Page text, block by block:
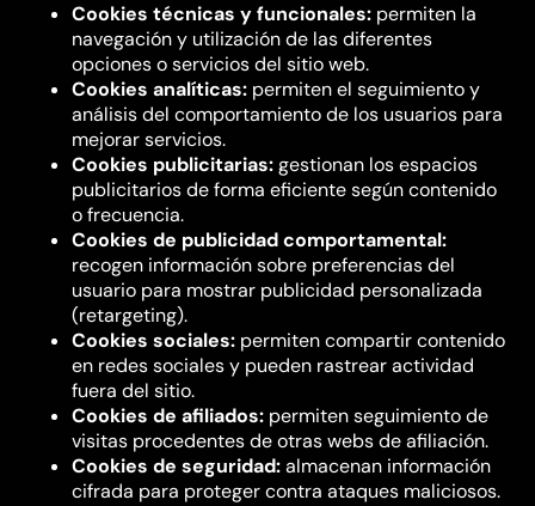
Cookies técnicas y funcionales: permiten la
navegación y utilización de las diferentes
opciones o servicios del sitio web.
Cookies analíticas: permiten el seguimiento y
análisis del comportamiento de los usuarios para
mejorar servicios.
Cookies publicitarias:gestionan los espacios
publicitarios de forma eficiente según contenido
o frecuencia.
Cookies de publicidad comportamental:
recogen información sobre preferencias del
usuario para mostrar publicidad personalizada
(retargeting).
Cookies sociales: permiten compartir contenido
en redes sociales y pueden rastrear actividad
fuera del sitio.
Cookies de afiliados: permiten seguimiento de
visitas procedentes de otras webs de afiliación.
Cookies de seguridad:almacenan información
cifrada para proteger contra ataques maliciosos.